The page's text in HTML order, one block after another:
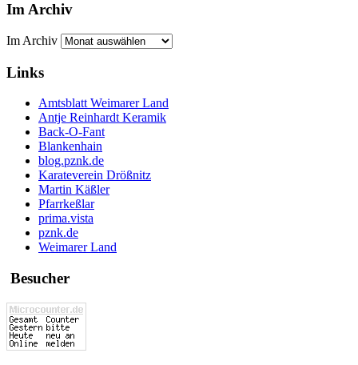
Im Archiv
Im Archiv
Links
Amtsblatt Weimarer Land
Antje Reinhardt Keramik
Back-O-Fant
Blankenhain
blog.pznk.de
Karateverein Drößnitz
Martin Käßler
Pfarrkeßlar
prima.vista
pznk.de
Weimarer Land
Besucher